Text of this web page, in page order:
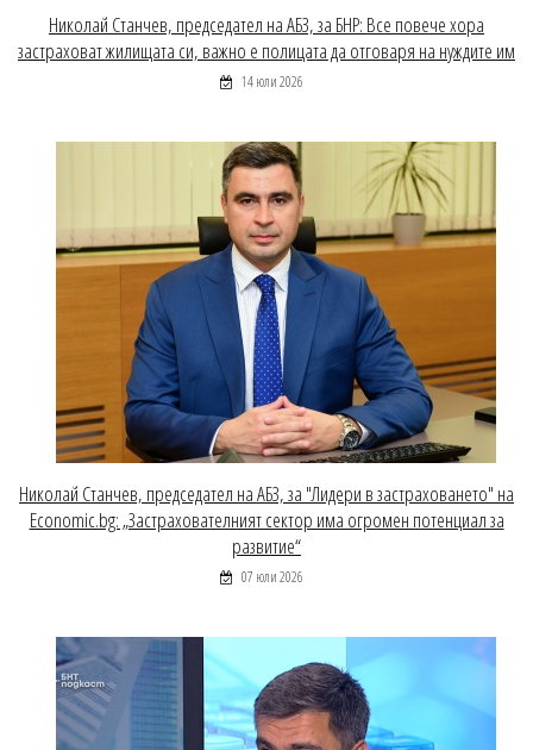
Николай Станчев, председател на АБЗ, за БНР: Все повече хора
застраховат жилищата си, важно е полицата да отговаря на нуждите им
14 юли 2026
Николай Станчев, председател на АБЗ, за "Лидери в застраховането" на
Economic.bg: „Застрахователният сектор има огромен потенциал за
развитие“
07 юли 2026